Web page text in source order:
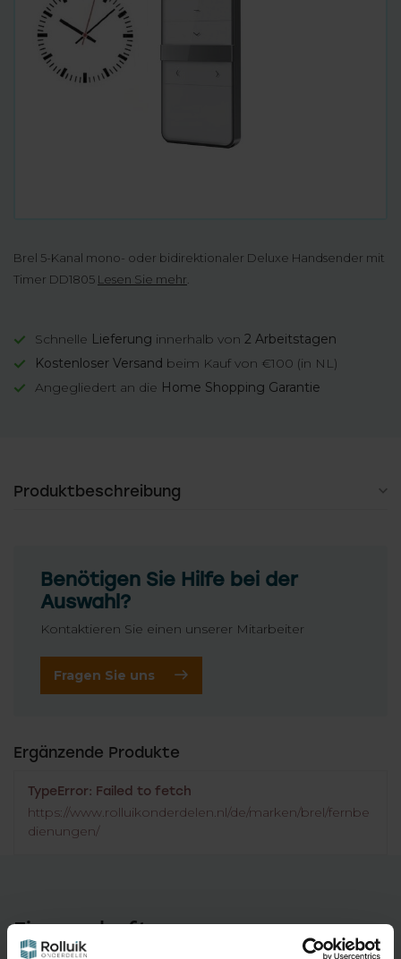
Brel 5-Kanal mono- oder bidirektionaler Deluxe Handsender mit
Timer DD1805 Lesen Sie mehr
Schnelle Lieferung innerhalb von 2 Arbeitstagen
Kostenloser Versand beim Kauf von €100 (in NL)
Angegliedert an die Home Shopping Garantie
Produktbeschreibung
Benötigen Sie Hilfe bei der
Auswahl?
Kontaktieren Sie einen unserer Mitarbeiter
Fragen Sie uns
Ergänzende Produkte
TypeError: Failed to fetch
https://www.rolluikonderdelen.nl/de/marken/brel/fernbe
dienungen/
Eigenschaften